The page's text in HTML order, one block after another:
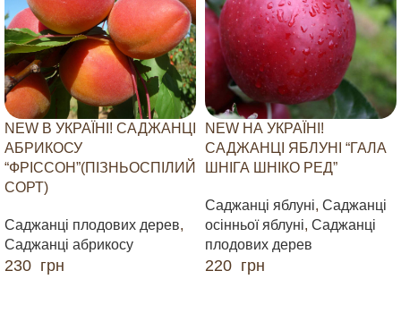
NEW В УКРАЇНІ! САДЖАНЦІ
АБРИКОСУ
“ФРІССОН”(ПІЗНЬОСПІЛИЙ
СОРТ)
Саджанці плодових дерев,
Саджанці абрикосу
230 грн
NEW НА УКРАЇНІ!
САДЖАНЦІ ЯБЛУНІ “ГАЛА
ШНІГА ШНІКО РЕД”
Саджанці яблуні, Саджанці
осінньої яблуні, Саджанці
плодових дерев
220 грн